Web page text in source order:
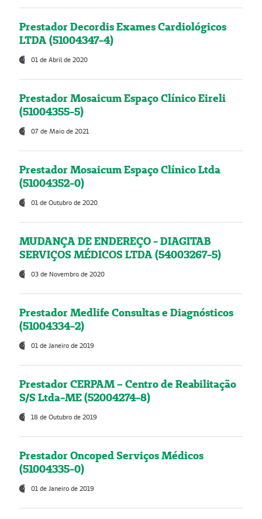
Prestador Decordis Exames Cardiológicos
LTDA (51004347-4)
01 de Abril de 2020
Prestador Mosaicum Espaço Clínico Eireli
(51004355-5)
07 de Maio de 2021
Prestador Mosaicum Espaço Clínico Ltda
(51004352-0)
01 de Outubro de 2020
MUDANÇA DE ENDEREÇO - DIAGITAB
SERVIÇOS MÉDICOS LTDA (54003267-5)
03 de Novembro de 2020
Prestador Medlife Consultas e Diagnósticos
(51004334-2)
01 de Janeiro de 2019
Prestador CERPAM – Centro de Reabilitação
S/S Ltda-ME (52004274-8)
18 de Outubro de 2019
Prestador Oncoped Serviços Médicos
(51004335-0)
01 de Janeiro de 2019